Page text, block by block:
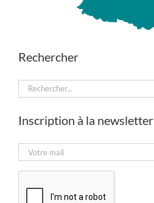
Rechercher
Rechercher:
Inscription à la newsletter